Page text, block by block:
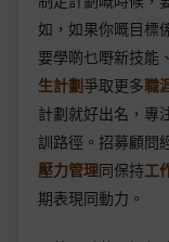
如，如果你嘅目標
要學啲乜嘢新技能
生計劃爭取更多職
計劃就好出名，專
訓路徑。招募顧問
壓力管理同保持工
期表現同動力。